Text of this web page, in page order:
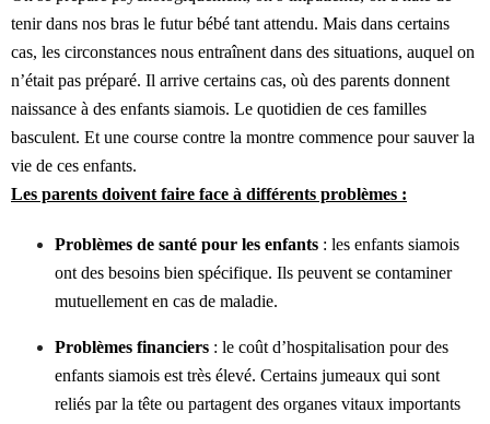
tenir dans nos bras le futur bébé tant attendu. Mais dans certains
cas, les circonstances nous entraînent dans des situations, auquel on
n’était pas préparé. Il arrive certains cas, où des parents donnent
naissance à des enfants siamois. Le quotidien de ces familles
basculent. Et une course contre la montre commence pour sauver la
vie de ces enfants.
Les parents doivent faire face à différents problèmes :
Problèmes de santé pour les enfants : les enfants siamois
ont des besoins bien spécifique. Ils peuvent se contaminer
mutuellement en cas de maladie.
Problèmes financiers : le coût d’hospitalisation pour des
enfants siamois est très élevé. Certains jumeaux qui sont
reliés par la tête ou partagent des organes vitaux importants